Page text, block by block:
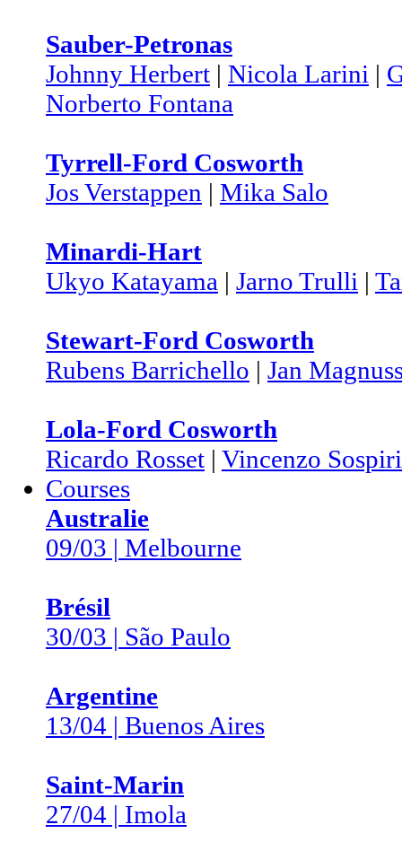
Sauber-Petronas
Johnny Herbert | Nicola Larini |
Norberto Fontana
Tyrrell-Ford Cosworth
Jos Verstappen | Mika Salo
Minardi-Hart
Ukyo Katayama | Jarno Trulli |
Stewart-Ford Cosworth
Rubens Barrichello | Jan
Lola-Ford Cosworth
Ricardo Rosset | Vincenzo Sospiri
Courses
Australie
09/03 | Melbourne
Brésil
30/03 | São Paulo
Argentine
13/04 | Buenos Aires
Saint-Marin
27/04 | Imola